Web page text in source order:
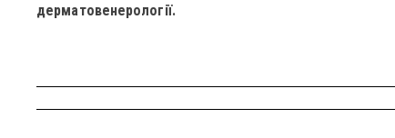
дерматовенерології.